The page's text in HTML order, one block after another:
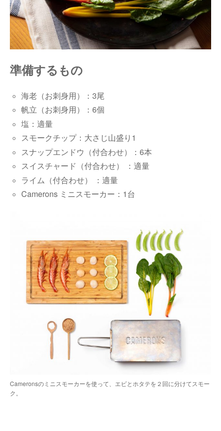
準備するもの
海老（お刺身用）：3尾
帆立（お刺身用）：6個
塩：適量
スモークチップ：大さじ山盛り1
スナップエンドウ（付合わせ）：6本
スイスチャード（付合わせ） ：適量
ライム（付合わせ） ：適量
Camerons ミニスモーカー：1台
Cameronsのミニスモーカーを使って、エビとホタテを２回に分けてスモー
ク。